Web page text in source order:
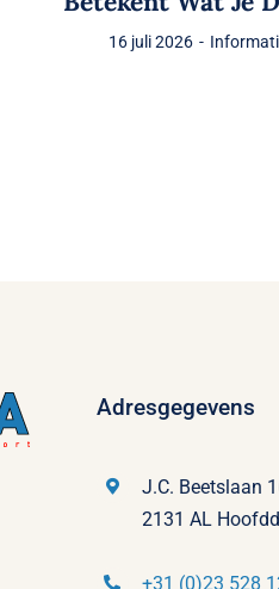
16 juli 2026 -
Adresgegevens
J.C. Beetslaan
2131 AL
+31 (0)23 528